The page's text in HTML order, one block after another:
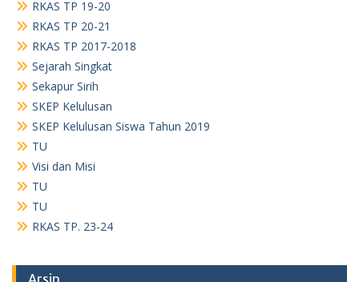
Arsip
June 2026
May 2026
April 2026
March 2026
February 2026
January 2026
November 2025
October 2025
September 2025
July 2025